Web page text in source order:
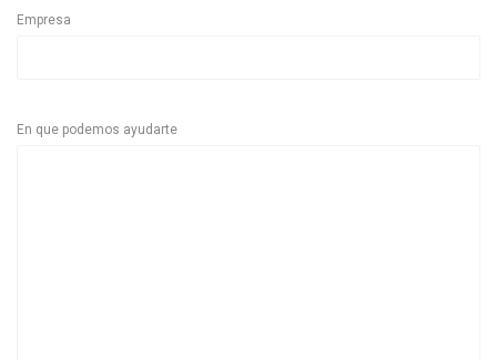
Empresa
En que podemos ayudarte